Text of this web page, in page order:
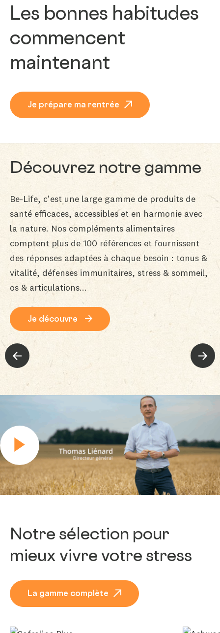
Les bonnes habitudes
commencent
maintenant
Je prépare ma rentrée
Découvrez notre gamme
Be-Life, c'est une large gamme de produits de
santé efficaces, accessibles et en harmonie avec
la nature. Nos compléments alimentaires
comptent plus de 100 références et fournissent
des réponses adaptées à chaque besoin : tonus &
vitalité, défenses immunitaires, stress & sommeil,
os & articulations...
Je découvre
Theme précédent
Lire la vidéo
Notre sélection pour
mieux vivre votre stress
La gamme complète